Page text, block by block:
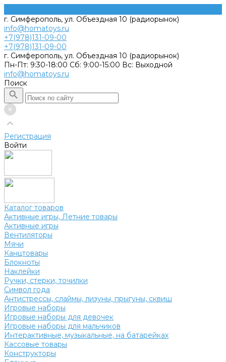
г. Симферополь, ул. Объездная 10 (радиорынок)
info@homatoys.ru
+7(978)131-09-00
+7(978)131-09-00
г. Симферополь, ул. Объездная 10 (радиорынок)
Пн-Пт: 9:30-18:00 Cб: 9:00-15:00 Вс: Выходной
info@homatoys.ru
Поиск
Регистрация
Войти
Каталог товаров
Активные игры, Летние товары
Активные игры
Вентиляторы
Мячи
Канцтовары
Блокноты
Наклейки
Ручки, стерки, точилки
Символ года
Антистрессы, слаймы, лизуны, прыгуны, сквиш
Игровые наборы
Игровые наборы для девочек
Игровые наборы для мальчиков
Интерактивные, музыкальные, на батарейках
Кассовые товары
Конструкторы